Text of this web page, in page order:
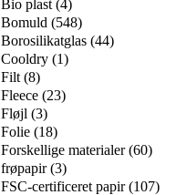
Bio plast (4)
Bomuld (548)
Borosilikatglas (44)
Cooldry (1)
Filt (8)
Fleece (23)
Fløjl (3)
Folie (18)
Forskellige materialer (60)
frøpapir (3)
FSC-certificeret papir (107)